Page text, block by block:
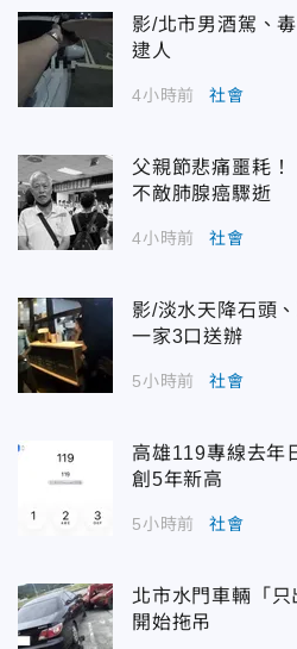
影/北市男酒駕、
逮人
4小時前 社會
父親節悲痛噩耗
不敵肺腺癌驟逝
4小時前 社會
影/淡水天降石頭
一家3口送辦
5小時前 社會
高雄119專線去年
創5年新高
5小時前 社會
北市水門車輛「
開始拖吊